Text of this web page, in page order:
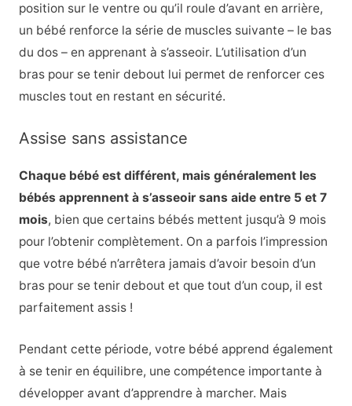
position sur le ventre ou qu’il roule d’avant en arrière,
un bébé renforce la série de muscles suivante – le bas
du dos – en apprenant à s’asseoir. L’utilisation d’un
bras pour se tenir debout lui permet de renforcer ces
muscles tout en restant en sécurité.
Assise sans assistance
Chaque bébé est différent, mais généralement les
bébés apprennent à s’asseoir sans aide entre 5 et 7
mois, bien que certains bébés mettent jusqu’à 9 mois
pour l’obtenir complètement. On a parfois l’impression
que votre bébé n’arrêtera jamais d’avoir besoin d’un
bras pour se tenir debout et que tout d’un coup, il est
parfaitement assis !
Pendant cette période, votre bébé apprend également
à se tenir en équilibre, une compétence importante à
développer avant d’apprendre à marcher. Mais